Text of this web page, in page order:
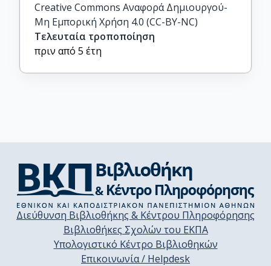
Creative Commons Αναφορά Δημιουργού-
Μη Εμπορική Χρήση 4.0 (CC-BY-NC)
Τελευταία τροποποίηση
πριν από 5 έτη
Διεύθυνση Βιβλιοθήκης & Κέντρου Πληροφόρησης
Βιβλιοθήκες Σχολών του ΕΚΠΑ
Υπολογιστικό Κέντρο Βιβλιοθηκών
Επικοινωνία / Helpdesk